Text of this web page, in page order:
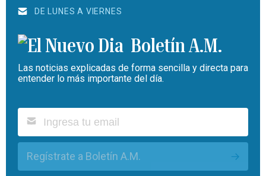
DE LUNES A VIERNES
Boletín A.M.
Las noticias explicadas de forma sencilla y directa para
entender lo más importante del día.
Regístrate a Boletín A.M.